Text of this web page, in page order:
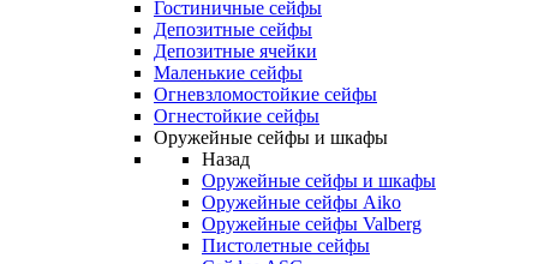
Гостиничные сейфы
Депозитные сейфы
Депозитные ячейки
Маленькие сейфы
Огневзломостойкие сейфы
Огнестойкие сейфы
Оружейные сейфы и шкафы
Назад
Оружейные сейфы и шкафы
Оружейные сейфы Aiko
Оружейные сейфы Valberg
Пистолетные сейфы